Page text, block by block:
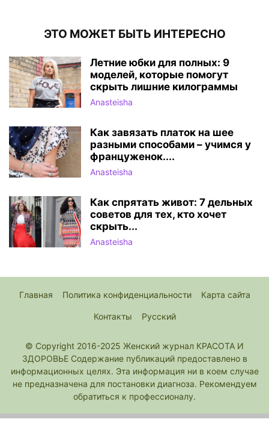
ЭТО МОЖЕТ БЫТЬ ИНТЕРЕСНО
Летние юбки для полных: 9
моделей, которые помогут
скрыть лишние килограммы
Anasteisha
Как завязать платок на шее
разными способами – учимся у
француженок....
Anasteisha
Как спрятать живот: 7 дельных
советов для тех, кто хочет
скрыть...
Anasteisha
Главная Политика конфиденциальности Карта сайта
Контакты Русский
© Copyright 2016-2025 Женский журнал КРАСОТА И
ЗДОРОВЬЕ Содержание публикаций предоставлено в
информационных целях. Эта информация ни в коем случае
не предназначена для постановки диагноза. Рекомендуем
обратиться к профессионалу.